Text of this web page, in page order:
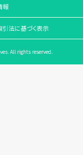
報
引法に基づく表示
All rights reserved.